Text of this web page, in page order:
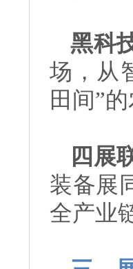
黑科
场，从
田间”
四展
装备展
全产业